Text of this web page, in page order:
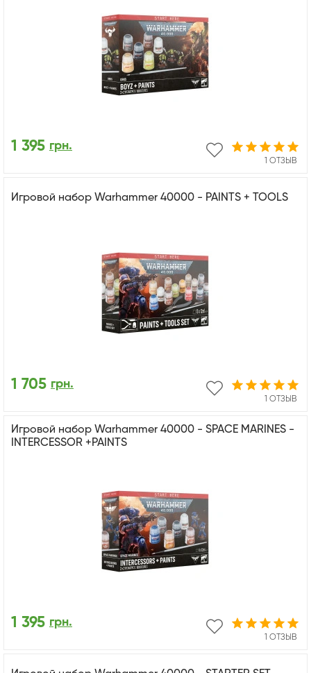
1 ОТЗЫВ
1 395 грн.
Игровой набор Warhammer 40000 - PAINTS + TOOLS
1 ОТЗЫВ
1 705 грн.
Игровой набор Warhammer 40000 - SPACE MARINES -
INTERCESSOR +PAINTS
1 ОТЗЫВ
1 395 грн.